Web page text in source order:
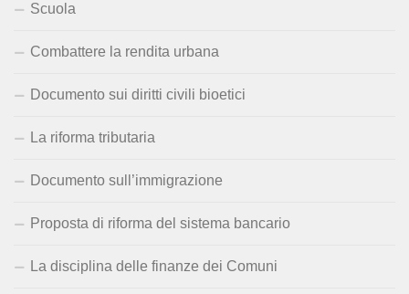
Scuola
Combattere la rendita urbana
Documento sui diritti civili bioetici
La riforma tributaria
Documento sull’immigrazione
Proposta di riforma del sistema bancario
La disciplina delle finanze dei Comuni